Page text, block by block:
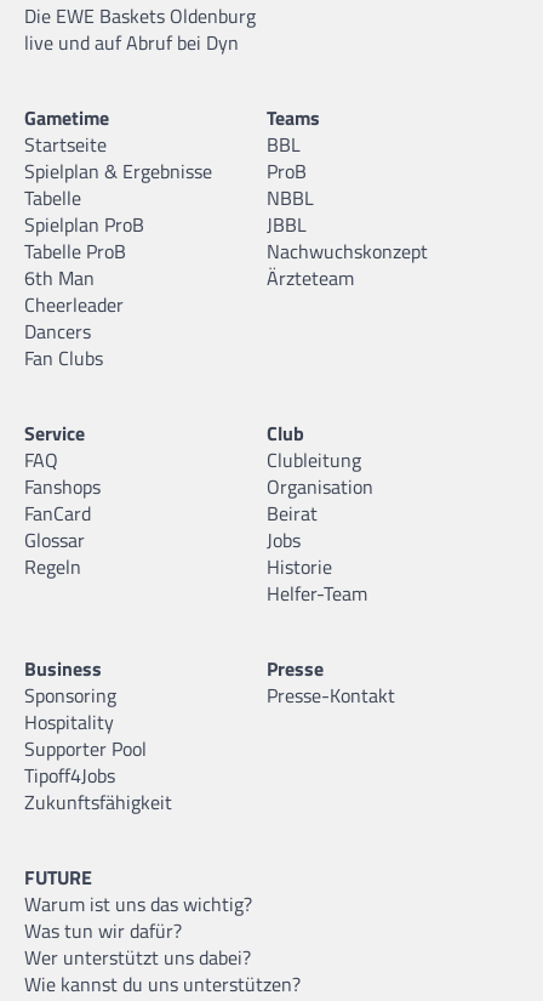
Die EWE Baskets Oldenburg
live und auf Abruf bei Dyn
Gametime
Startseite
Spielplan & Ergebnisse
Tabelle
Spielplan ProB
Tabelle ProB
6th Man
Cheerleader
Dancers
Fan Clubs
Teams
BBL
ProB
NBBL
JBBL
Nachwuchskonzept
Ärzteteam
Service
FAQ
Fanshops
FanCard
Glossar
Regeln
Club
Clubleitung
Organisation
Beirat
Jobs
Historie
Helfer-Team
Business
Sponsoring
Hospitality
Supporter Pool
Tipoff4Jobs
Zukunftsfähigkeit
Presse
Presse-Kontakt
FUTURE
Warum ist uns das wichtig?
Was tun wir dafür?
Wer unterstützt uns dabei?
Wie kannst du uns unterstützen?